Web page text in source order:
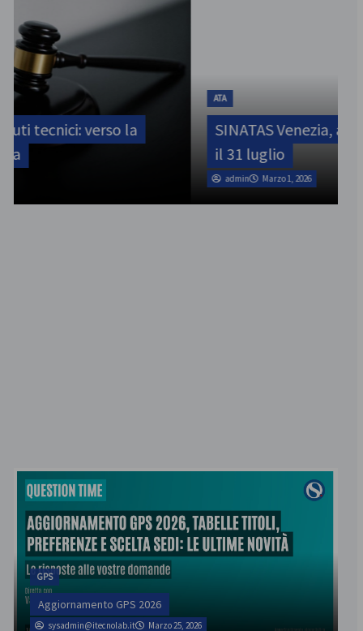
ATA
SINATAS Venezia, assemblea provinciale
GPS
Aggiornamento GPS 2026
sysadmin@itecnolab.it Marzo 25, 2026